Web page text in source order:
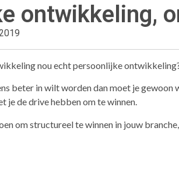
ontwikkeling,
nou echt persoonlijke
beter in wilt worden dan moet je gewoon
je de drive hebben om te winnen.
om structureel te winnen in jouw